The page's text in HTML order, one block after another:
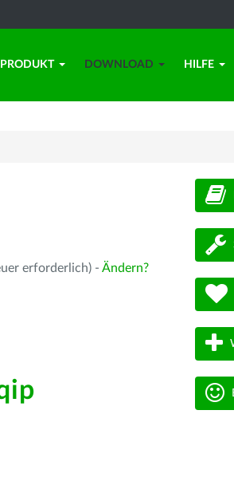
PRODUKT DOWNLOAD HILFE
erforderlich) - Ändern?